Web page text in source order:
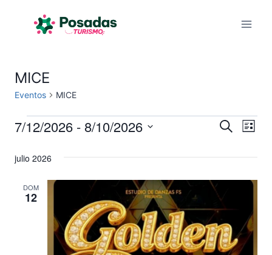
MICE
Eventos MICE
Eventos
de
y
vistas
BuscarLista
7/12/2026 - 8/10/2026
la
julio 2026
DOM
12